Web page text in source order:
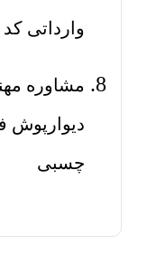
وارداتی کد 82 چسبی
مشاوره
چسبی